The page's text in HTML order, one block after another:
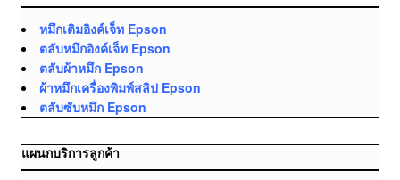
หมึกเติมอิงค์เจ็ท Epson
ตลับหมึกอิงค์เจ็ท Epson
ตลับผ้าหมึก Epson
ผ้าหมึกเครื่องพิมพ์สลิป Epson
ตลับซับหมึก Epson
แผนกบริการลูกค้า